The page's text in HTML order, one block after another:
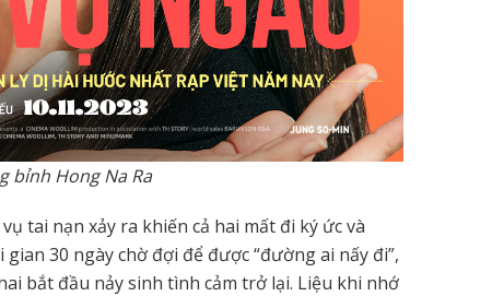
bỉnh Hong Na Ra
tai nạn xảy ra khiến cả hai mất đi ký ức và
30 ngày chờ đợi để được “đường ai nấy đi”,
bắt đầu nảy sinh tình cảm trở lại. Liệu khi nhớ